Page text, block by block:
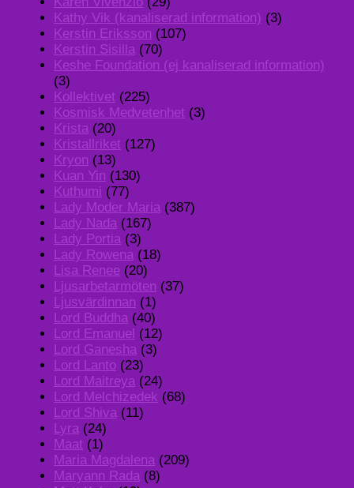
Kathy Vik (kanaliserad information) (3)
Kerstin Eriksson (107)
Kerstin Sisilla (70)
Keshe Foundation (ej kanaliserad information)
(3)
Kollektivet (225)
Kosmisk Medvetenhet (3)
Krista (20)
Kristallriket (127)
Kryon (13)
Kuan Yin (130)
Kuthumi (77)
Lady Moder Maria (387)
Lady Nada (167)
Lady Portia (3)
Lady Rowena (18)
Lisa Renee (20)
Ljusarbetarmöten (37)
Ljusvärdinnan (1)
Lord Buddha (40)
Lord Emanuel (12)
Lord Ganesha (3)
Lord Lanto (23)
Lord Maitreya (24)
Lord Melchizedek (68)
Lord Shiva (11)
Lyra (24)
Maat (1)
Maria Magdalena (209)
Maryann Rada (8)